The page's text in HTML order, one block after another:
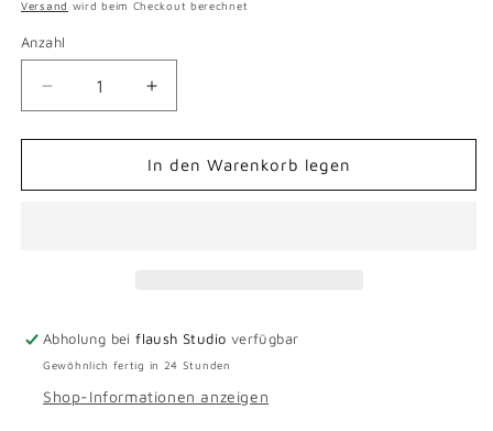
Versand wird beim Checkout berechnet
Anzahl
Verringere
die
Menge
Kumulus
Erhöhe
die
Menge
für
Kumulus
In den Warenkorb legen
Abholung beiflaush Studio verfügbar
Gewöhnlich fertig in 24 Stunden
Shop-Informationen anzeigen